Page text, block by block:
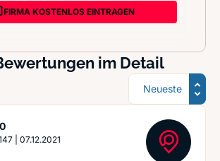
FIRMA KOSTENLOS EINTRAGEN
im Detail
Sortierung
Sterne
07.12.2021